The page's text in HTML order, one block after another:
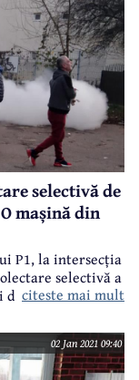
selectivă de
mașină din
P1, la intersecția
selectivă a
din apropiere
citeste mai mult
02 Jan 2021 09:40